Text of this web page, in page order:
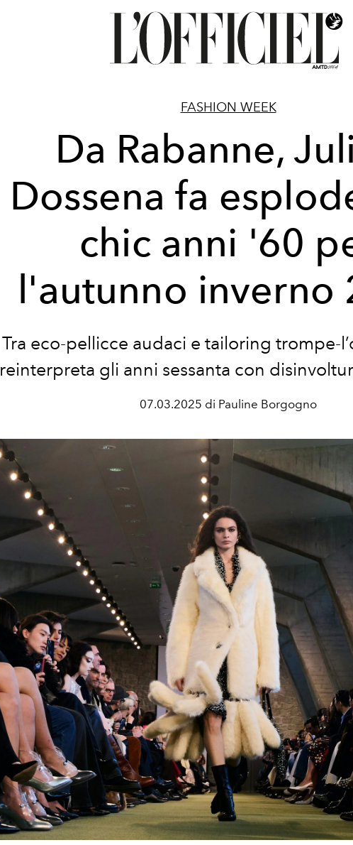
FASHION WEEK
Da Rabanne,
Dossena fa
chic anni '60
l'autunno inverno
Tra eco-pellicce audaci e tailoring trompe-
reinterpreta gli anni sessanta con
07.03.2025 di Pauline Borgogno